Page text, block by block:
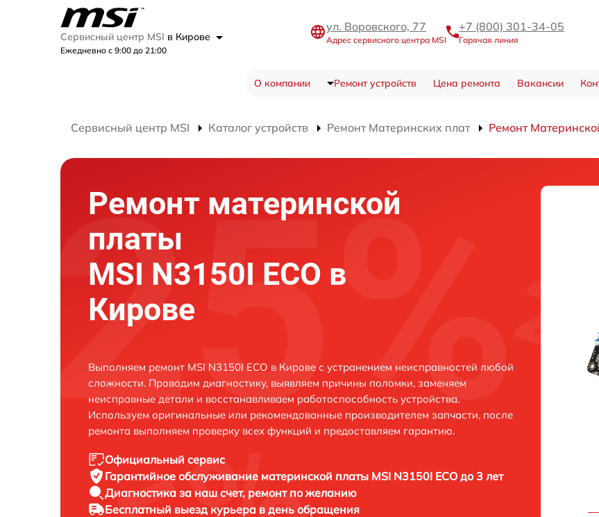
Сервисный центр MSI в Кирове
Ежедневно с 9:00 до 21:00
ул. Воровского, 77
Адрес сервисного центра MSI
+7 (800) 301-34-05
Горячая линия
О компании Ремонт устройств Цена ремонта Вакансии
Сервисный центр MSI Каталог устройств Ремонт Материнских плат Ремонт
Ремонт материнской
платы
MSI N3150I ECO в
Кирове
Выполняем ремонт MSI N3150I ECO в Кирове с устранением неисправностей любой
сложности. Проводим диагностику, выявляем причины поломки, заменяем
неисправные детали и восстанавливаем работоспособность устройства.
Используем оригинальные или рекомендованные производителем запчасти, после
ремонта выполняем проверку всех функций и предоставляем гарантию.
Официальный сервис
Гарантийное обслуживание материнской платы MSI N3150I ECO до 3 лет
Диагностика за наш счет, ремонт по желанию
Бесплатный выезд курьера в день обращения